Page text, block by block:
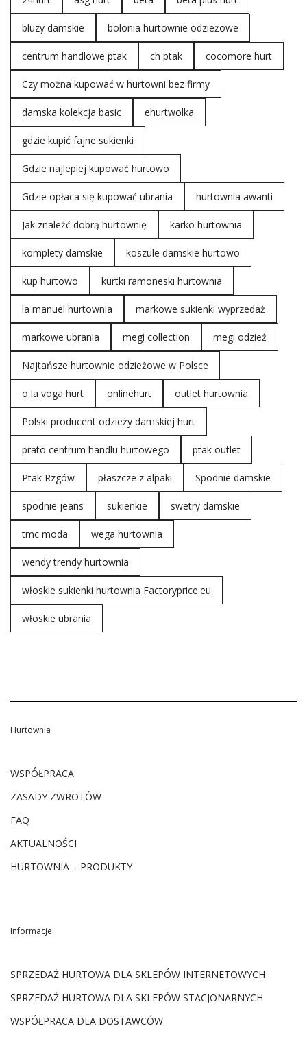
pozostać stylowo ubrane. To właśnie dla tej grupy
klientek przygotowaliśmy w hurtowni Factoryprice.eu
eleganckie sukienki na lato hurt, których …
bluzy damskie bolonia hurtownie odzieżowe
centrum handlowe ptak ch ptak cocomore hurt
Czy można kupować w hurtowni bez firmy
damska kolekcja basic ehurtwolka
gdzie kupić fajne sukienki
Gdzie najlepiej kupować hurtowo
Gdzie opłaca się kupować ubrania hurtownia awanti
Jak znaleźć dobrą hurtownię karko hurtownia
komplety damskie koszule damskie hurtowo
kup hurtowo kurtki ramoneski hurtownia
la manuel hurtownia markowe sukienki wyprzedaż
markowe ubrania megi collection megi odzież
Najtańsze hurtownie odzieżowe w Polsce
o la voga hurt onlinehurt outlet hurtownia
Polski producent odzieży damskiej hurt
prato centrum handlu hurtowego ptak outlet
Ptak Rzgów płaszcze z alpaki Spodnie damskie
spodnie jeans sukienkie swetry damskie
tmc moda wega hurtownia
wendy trendy hurtownia
włoskie sukienki hurtownia Factoryprice.eu
włoskie ubrania
Hurtownia
WSPÓŁPRACA
ZASADY ZWROTÓW
FAQ
AKTUALNOŚCI
HURTOWNIA – PRODUKTY
Informacje
SPRZEDAŻ HURTOWA DLA SKLEPÓW INTERNETOWYCH
SPRZEDAŻ HURTOWA DLA SKLEPÓW STACJONARNYCH
WSPÓŁPRACA DLA DOSTAWCÓW